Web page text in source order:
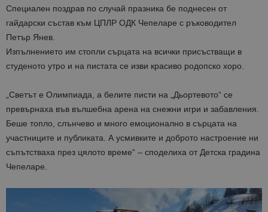
Специален поздрав по случай празника бе поднесен от
гайдарски състав към ЦПЛР ОДК Чепеларе с ръководител
Петър Янев.
Изпълнението им стопли сърцата на всички присъстващи в
студеното утро и на пистата се изви красиво родопско хоро.
„Светът е Олимпиада, а белите писти на „Дьортевото“ се
превърнаха във вълшебна арена на снежни игри и забавления.
Беше топло, слънчево и много емоционално в сърцата на
участниците и публиката. А усмивките и доброто настроение ни
съпътстваха през цялото време“ – споделиха от Детска градина
Чепеларе.